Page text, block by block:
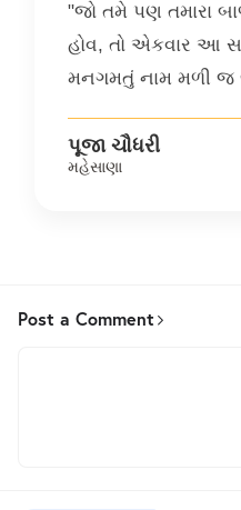
"જો તમે પણ તમારા
હોવ, તો એકવાર આ
મનગમતું નામ મળી
પૂજા ચૌધરી
મહેસાણા
Post a Comment